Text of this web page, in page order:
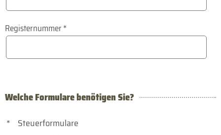
Registernummer*
Welche Formulare benötigen Sie?
Steuerformulare
*